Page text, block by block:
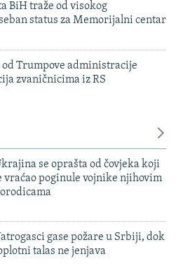
BiH traže od visokog
status za Memorijalni centar
Trumpove administracije
zvaničnicima iz RS
se oprašta od čovjeka koji
vraćao poginule vojnike njihovim
gase požare u Srbiji, dok
talas ne jenjava